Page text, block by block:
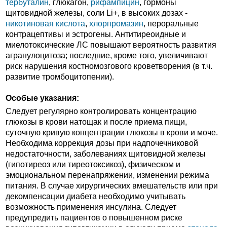
тербуталин, глюкагон, рифампицин, гормоны
щитовидной железы, соли Li+, в высоких дозах -
никотиновая кислота, хлорпромазин, пероральные
контрацептивы и эстрогены. Антитиреоидные и
миелотоксические ЛС повышают вероятность развития
агранулоцитоза; последние, кроме того, увеличивают
риск нарушения костномозгового кроветворения (в т.ч.
развитие тромбоцитопении).
Особые указания:
Следует регулярно контролировать концентрацию
глюкозы в крови натощак и после приема пищи,
суточную кривую концентрации глюкозы в крови и моче.
Необходима коррекция дозы при надпочечниковой
недостаточности, заболеваниях щитовидной железы
(гипотиреоз или тиреотоксикоз), физическом и
эмоциональном перенапряжении, изменении режима
питания. В случае хирургических вмешательств или при
декомпенсации диабета необходимо учитывать
возможность применения инсулина. Следует
предупредить пациентов о повышенном риске